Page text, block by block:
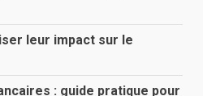
leur impact sur le
: guide pratique pour